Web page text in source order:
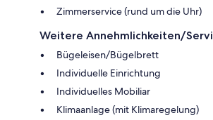
Zimmerservice (rund um die Uhr)
Weitere Annehmlichkeiten/
Bügeleisen/Bügelbrett
Individuelle Einrichtung
Individuelles Mobiliar
Klimaanlage (mit Klimaregelung)